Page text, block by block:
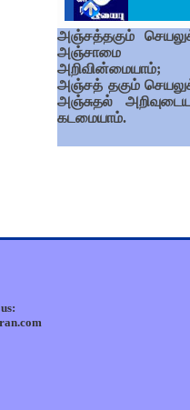
அஞ்சத்தகும்
அஞ்சாமை
அறிவின்மையாம்;
அஞ்சத் தகும்
அஞ்சுதல்
கடமையாம்.